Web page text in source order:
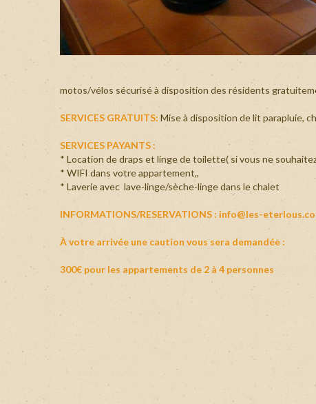
motos/vélos sécurisé à disposition des résidents
SERVICES GRATUITS: Mise à disposition de lit parapluie,
SERVICES PAYANTS :
* Location de draps et linge de toilette( si vous ne
* WIFI dans votre appartement,,
* Laverie avec lave-linge/sèche-linge dans le chalet
INFORMATIONS/RESERVATIONS : info@les-
À votre arrivée une caution vous sera demandée :
300€ pour les appartements de 2 à 4 personnes